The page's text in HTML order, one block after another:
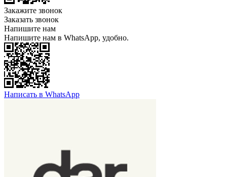
Закажите звонок
Заказать звонок
Напишите нам
Напишите нам в WhatsApp, удобно.
Написать в WhatsApp